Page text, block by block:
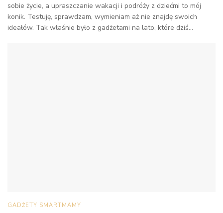
sobie życie, a upraszczanie wakacji i podróży z dziećmi to mój
konik. Testuję, sprawdzam, wymieniam aż nie znajdę swoich
ideałów. Tak właśnie było z gadżetami na lato, które dziś...
GADŻETY SMARTMAMY